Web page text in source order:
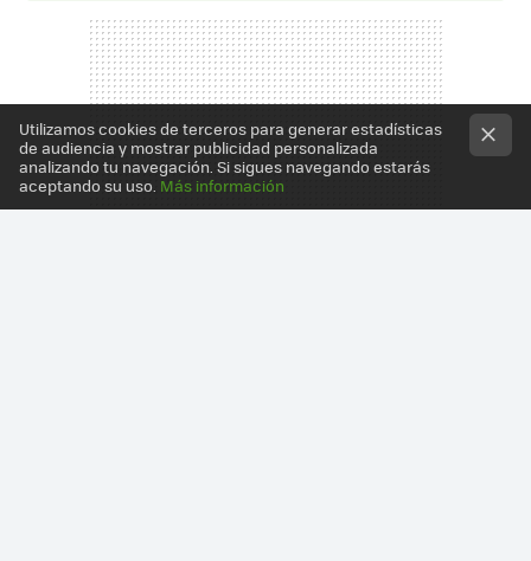
Utilizamos cookies de terceros para generar estadísticas
de audiencia y mostrar publicidad personalizada
analizando tu navegación. Si sigues navegando estarás
aceptando su uso. Más información